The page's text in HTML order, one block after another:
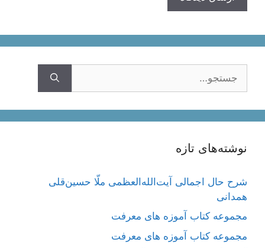
نوشته‌های تازه
شرح حال اجمالی آیت‌الله‌العظمی ملّا حسین‌قلی
همدانی
مجموعه کتاب آموزه های معرفت
مجموعه کتاب آموزه های معرفت